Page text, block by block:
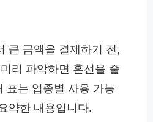
큰 금액을 결제하기 전,
리 파악하면 혼선을 줄
표는 업종별 사용 가능
약한 내용입니다.